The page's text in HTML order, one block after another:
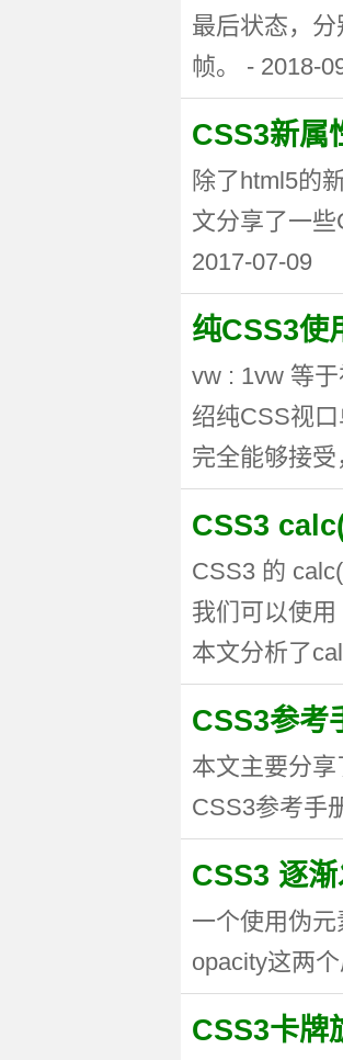
最后状态，
帧。 - 2018-
CSS3新属
除了html5的
文分享了一
2017-07-09
纯CSS3使
vw : 1vw 等
绍纯CSS视
完全能够接
CSS3
CSS3 的
我们可以使
本文分析了
CSS3参考
本文主要分
CSS3参考手
CSS3 逐
一个使用伪
opacity这两
CSS3卡牌